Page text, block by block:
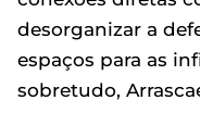
desorganizar a
espaços para as
sobretudo,